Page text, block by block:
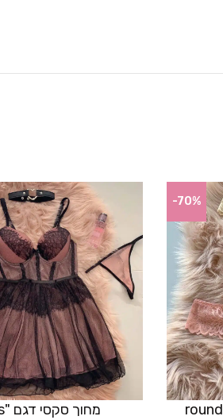
-70%
תחתון חוטיני תחרה דגם "round
מחוך סקסי דגם "Paris"